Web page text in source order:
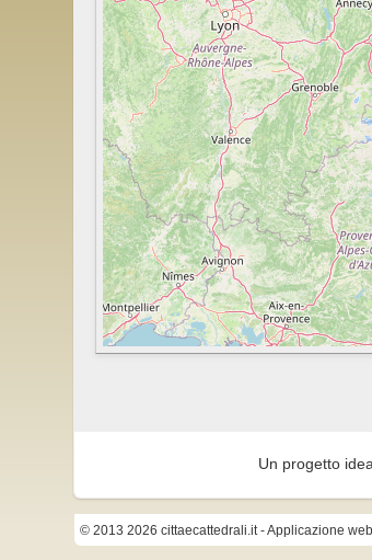
Un progetto
© 2013 2026 cittaecattedrali.it- Applicazione